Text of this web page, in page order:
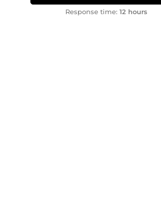
Response time: 12 hours